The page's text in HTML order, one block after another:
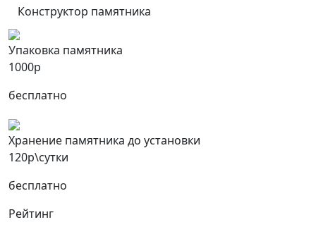
Конструктор памятника
Упаковка памятника
1000р
бесплатно
Хранение памятника до установки
120р\сутки
бесплатно
Рейтинг